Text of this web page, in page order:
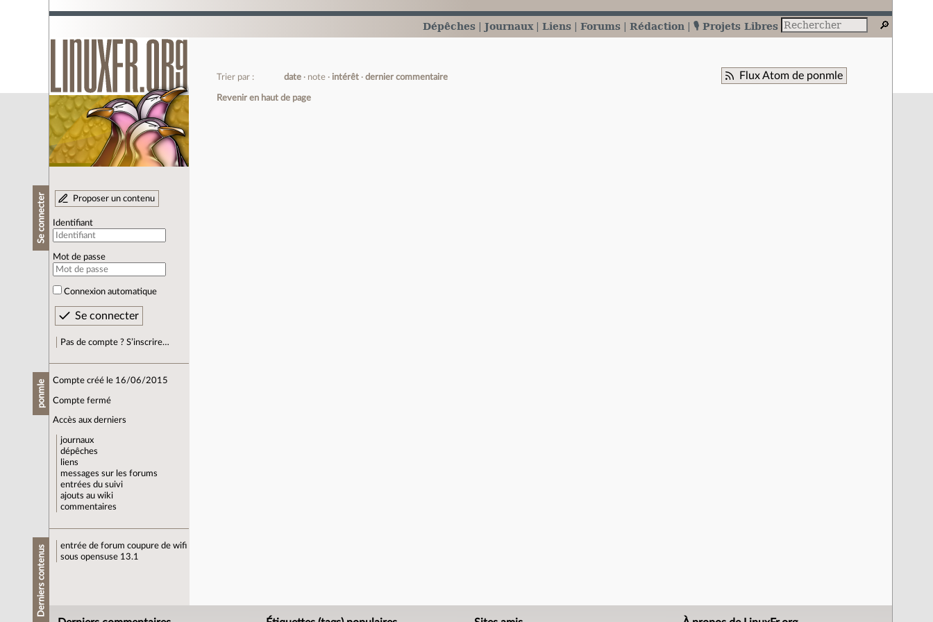
Dépêches Journaux Liens Forums Rédaction 🎙️ Projets Libres
Se connecter Proposer un contenu
Identifiant
Mot de passe
Connexion automatique
Pas de compte ? S’inscrire…
ponmle Compte créé le 16/06/2015
Compte fermé
Accès aux derniers
journaux
dépêches
liens
messages sur les forums
entrées du suivi
ajouts au wiki
commentaires
Derniers contenus entrée de forum coupure de wifi
sous opensuse 13.1
Flux Atom de ponmle
Trier par : date note intérêt dernier commentaire
Revenir en haut de page